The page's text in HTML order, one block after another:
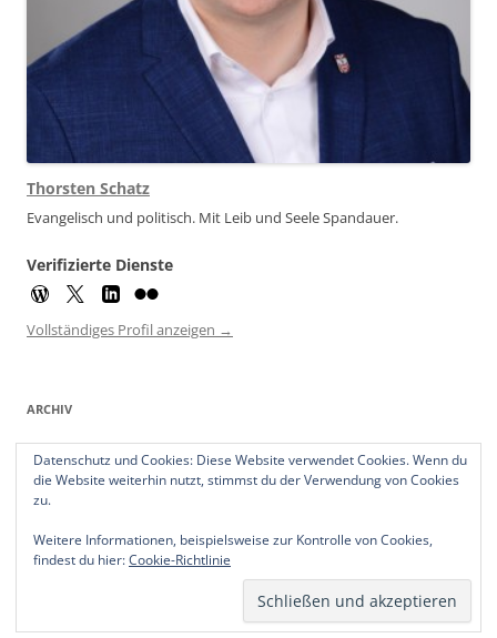
Thorsten Schatz
Evangelisch und politisch. Mit Leib und Seele Spandauer.
Verifizierte Dienste
Vollständiges Profil anzeigen →
ARCHIV
Archiv
Stolz präsentiert von WordPress
Datenschutz und Cookies: Diese Website verwendet Cookies. Wenn du
die Website weiterhin nutzt, stimmst du der Verwendung von Cookies
zu.
Weitere Informationen, beispielsweise zur Kontrolle von Cookies,
findest du hier:Cookie-Richtlinie